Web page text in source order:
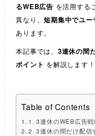
るWEB広告 を活用する
異なり、短期集中でユ
あります。
本記事では、 3連休の間
ポイント を解説します！
Table of Contents
1. 3連休のWEB広告戦
2. 3連休の間だけ配信